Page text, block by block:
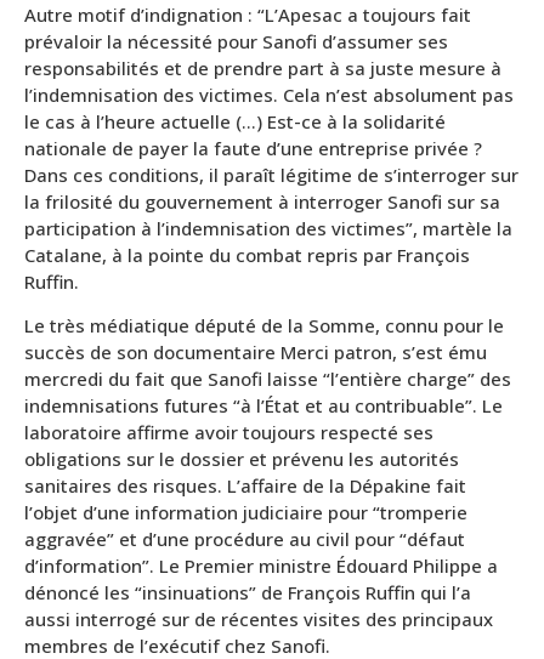
Autre motif d’indignation : “L’Apesac a toujours fait
prévaloir la nécessité pour Sanofi d’assumer ses
responsabilités et de prendre part à sa juste mesure à
l’indemnisation des victimes. Cela n’est absolument pas
le cas à l’heure actuelle (…) Est-ce à la solidarité
nationale de payer la faute d’une entreprise privée ?
Dans ces conditions, il paraît légitime de s’interroger sur
la frilosité du gouvernement à interroger Sanofi sur sa
participation à l’indemnisation des victimes”, martèle la
Catalane, à la pointe du combat repris par François
Ruffin.
Le très médiatique député de la Somme, connu pour le
succès de son documentaire Merci patron, s’est ému
mercredi du fait que Sanofi laisse “l’entière charge” des
indemnisations futures “à l’État et au contribuable”. Le
laboratoire affirme avoir toujours respecté ses
obligations sur le dossier et prévenu les autorités
sanitaires des risques. L’affaire de la Dépakine fait
l’objet d’une information judiciaire pour “tromperie
aggravée” et d’une procédure au civil pour “défaut
d’information”. Le Premier ministre Édouard Philippe a
dénoncé les “insinuations” de François Ruffin qui l’a
aussi interrogé sur de récentes visites des principaux
membres de l’exécutif chez Sanofi.